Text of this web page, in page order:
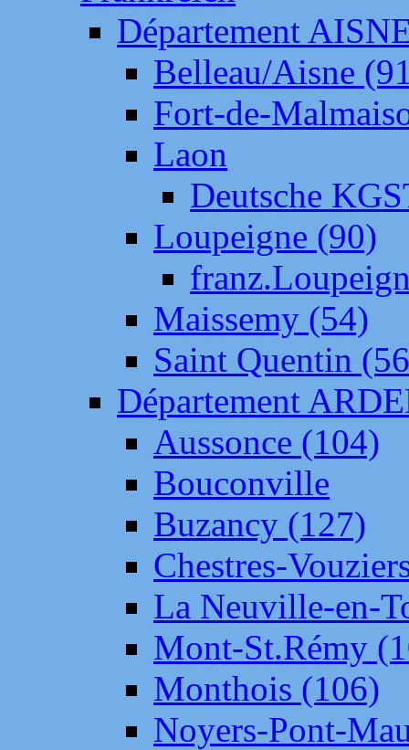
Département
Belleau/Aisne
Fort-de-
Laon
Deutsche
Loupeigne (90)
Maissemy (54)
Saint Quentin
Département
Aussonce (104)
Bouconville
Buzancy (127)
Chestres-
La Neuville-en-
Mont-St.Rémy
Monthois (106)
Noyers-Pont-